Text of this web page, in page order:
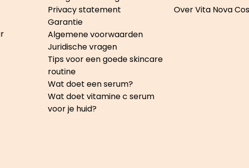
Privacy statement
Garantie
Algemene voorwaarden
Juridische vragen
Tips voor een goede skincare
routine
Wat doet een serum?
Wat doet vitamine c serum
voor je huid?
Over Vita Nova